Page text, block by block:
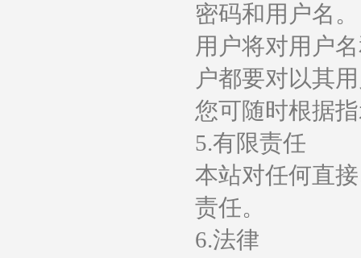
密码和用户名。
用户将对用户
户都要对以其
您可随时根据
5.有限责任
本站对任何直
责任。
6.法律